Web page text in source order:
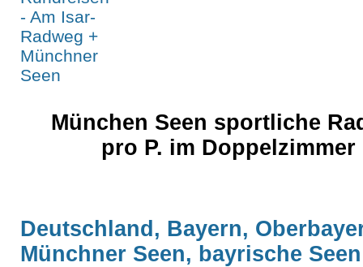
München Seen sportliche
pro P. im
Deutschland, Bayern,
Münchner Seen, bayrische